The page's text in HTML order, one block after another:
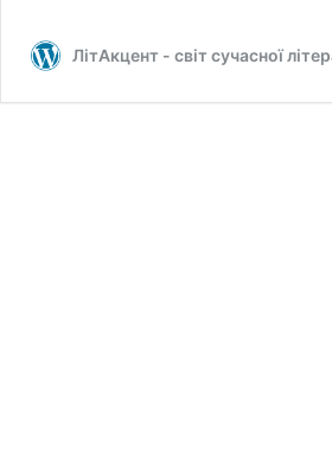
ЛітАкцент - світ сучасної